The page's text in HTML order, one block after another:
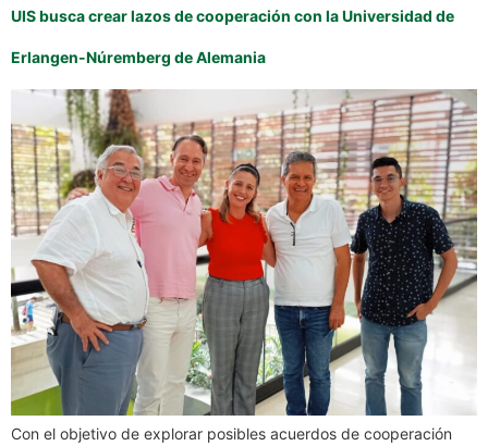
UIS busca crear lazos de cooperación con la Universidad de
Erlangen-Núremberg de Alemania
Con el objetivo de explorar posibles acuerdos de cooperación